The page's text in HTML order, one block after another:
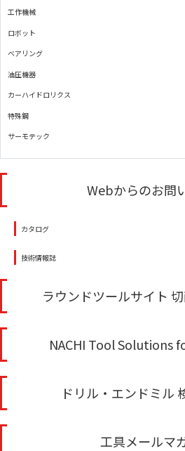
工作機械
ロボット
ベアリング
油圧機器
カーハイドロリクス
特殊鋼
サーモテック
Webからのお問
カタログ
技術情報誌
ラウンドツールサイト
NACHI Tool Solutions
ドリル・エンドミル
工具メールマ